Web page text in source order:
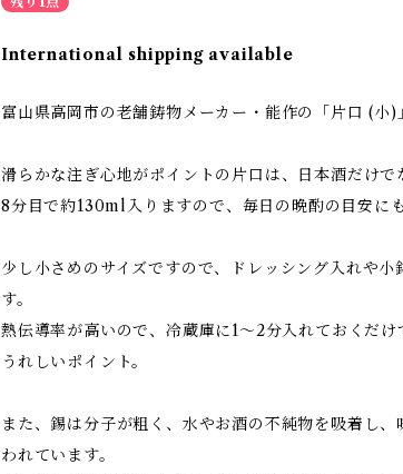
International shipping available
富山県高岡市の老舗鋳物メーカー・能作の「片口 (小)
滑らかな注ぎ心地がポイントの片口は、日本酒だけで
8分目で約130ml入りますので、毎日の晩酌の目安にも
少し小さめのサイズですので、ドレッシング入れや
す。
熱伝導率が高いので、冷蔵庫に1～2分入れておくだけ
うれしいポイント。
また、錫は分子が粗く、水やお酒の不純物を吸着し
われています。